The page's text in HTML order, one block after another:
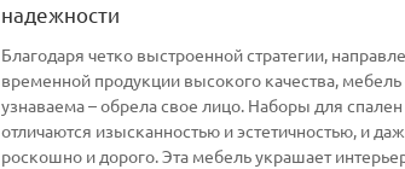
надежности
Благодаря четко выстроенной стратегии,
временной продукции высокого качества,
узнаваема – обрела свое лицо. Наборы для
отличаются изысканностью и эстетичностью, и
роскошно и дорого. Эта мебель украшает